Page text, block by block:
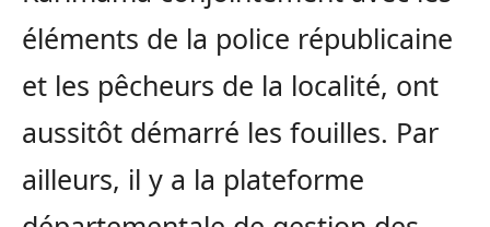
éléments de la police républicaine
et les pêcheurs de la localité, ont
aussitôt démarré les fouilles. Par
ailleurs, il y a la plateforme